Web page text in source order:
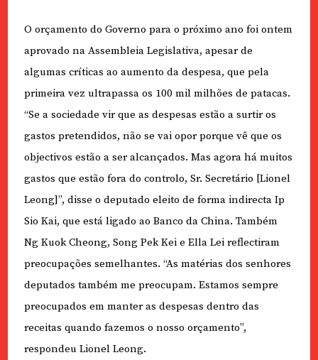
O orçamento do Governo para o próximo ano foi ontem
aprovado na Assembleia Legislativa, apesar de
algumas críticas ao aumento da despesa, que pela
primeira vez ultrapassa os 100 mil milhões de patacas.
“Se a sociedade vir que as despesas estão a surtir os
gastos pretendidos, não se vai opor porque vê que os
objectivos estão a ser alcançados. Mas agora há muitos
gastos que estão fora do controlo, Sr. Secretário [Lionel
Leong]”, disse o deputado eleito de forma indirecta Ip
Sio Kai, que está ligado ao Banco da China. Também
Ng Kuok Cheong, Song Pek Kei e Ella Lei reflectiram
preocupações semelhantes. “As matérias dos senhores
deputados também me preocupam. Estamos sempre
preocupados em manter as despesas dentro das
receitas quando fazemos o nosso orçamento”,
respondeu Lionel Leong.